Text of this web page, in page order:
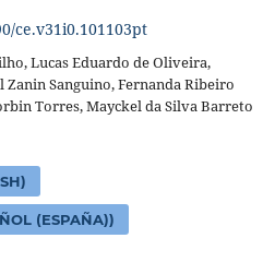
ce.v31i0.101103pt
Lucas Eduardo de Oliveira,
Zanin Sanguino, Fernanda Ribeiro
Torres, Mayckel da Silva Barreto
(ESPAÑA))